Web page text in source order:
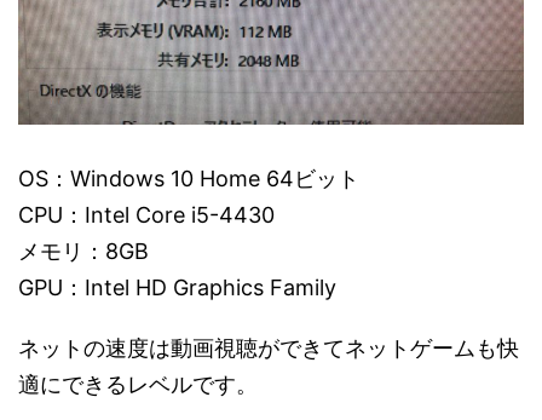
OS：Windows 10 Home 64ビット
CPU：Intel Core i5-4430
メモリ：8GB
GPU：Intel HD Graphics Family
ネットの速度は動画視聴ができてネットゲームも快
適にできるレベルです。